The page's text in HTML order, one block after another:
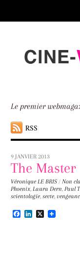
down
Le premier
RSS
9 JANVIER 2013
The Master
Véronique LE BRIS / Non
Phoenix,Laura Dern,Paul
scientologie,secte,
F L X